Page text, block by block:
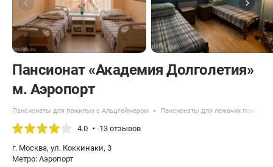
Пансионат «Академия Долголетия»
м. Аэропорт
Пансионаты для пожилых с Альцгеймером Пансионаты для лежачих
4.0 13 отзывов
г. Москва, ул. Коккинаки, 3
Метро: Аэропорт